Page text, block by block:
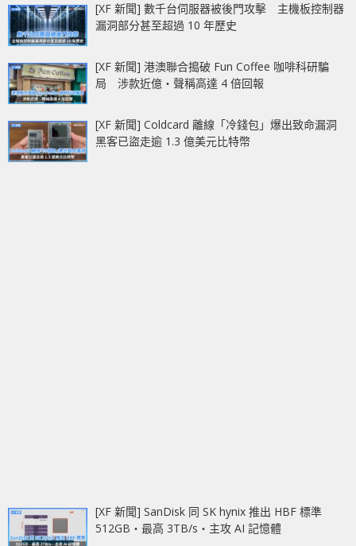
[XF 新聞] 數千台伺服器被後門攻擊 主機板控制器
漏洞部分甚至超過 10 年歷史
[XF 新聞] 港澳聯合搗破 Fun Coffee 咖啡科研騙
局 涉款近億‧聲稱高達 4 倍回報
[XF 新聞] Coldcard 離線「冷錢包」爆出致命漏洞
黑客已盜走逾 1.3 億美元比特幣
[XF 新聞] SanDisk 同 SK hynix 推出 HBF 標準
512GB‧最高 3TB/s‧主攻 AI 記憶體